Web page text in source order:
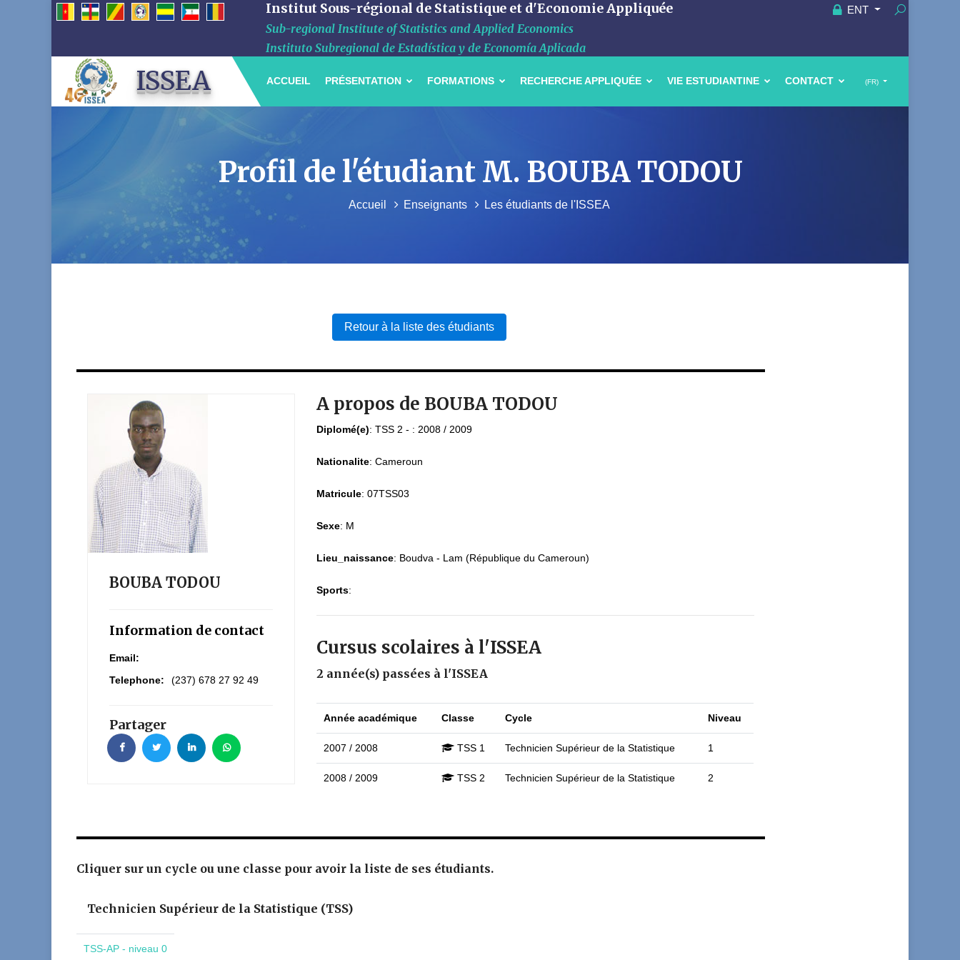
Institut Sous-régional de Statistique et d'Economie Appliquée
Sub-regional Institute of Statistics and Applied Economics
Instituto Subregional de Estadística y de Economía Aplicada
ENT
ISSEA (FR)
ACCUEIL PRÉSENTATION FORMATIONS RECHERCHE APPLIQUÉE VIE ESTUDIANTINE CONTACT
Profil de l'étudiant M. BOUBA TODOU
Accueil Enseignants Les étudiants de l'ISSEA
Retour à la liste des étudiants
BOUBA TODOU
Information de contact
Email:
Telephone:
(237) 678 27 92 49
Partager
A propos de BOUBA TODOU
Diplomé(e):TSS 2 - : 2008 / 2009
Nationalite:Cameroun
Matricule:07TSS03
Sexe: M
Lieu_naissance: Boudva - Lam (République du Cameroun)
Sports:
Cursus scolaires à l'ISSEA
2 année(s) passées à l'ISSEA
Année académique Classe Cycle Niveau
2007 / 2008 TSS 1 Technicien Supérieur de la Statistique 1
2008 / 2009 TSS 2 Technicien Supérieur de la Statistique 2
Cliquer sur un cycle ou une classe pour avoir la liste de ses étudiants.
Technicien Supérieur de la Statistique (TSS)
TSS-AP - niveau 0